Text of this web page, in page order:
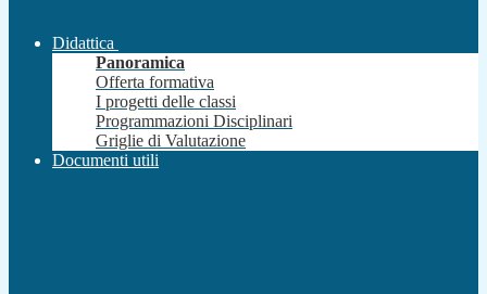
Didattica
Panoramica
Offerta formativa
I progetti delle classi
Programmazioni Disciplinari
Griglie di Valutazione
Documenti utili